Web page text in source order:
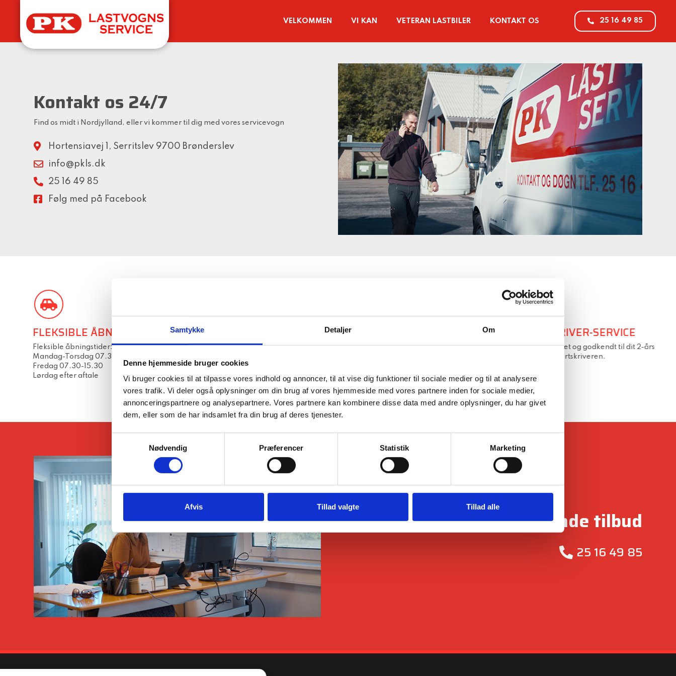
Samtykke Detaljer Om
Denne hjemmeside bruger cookies
Vi bruger cookies til at tilpasse vores indhold og annoncer, til at vise dig funktioner til sociale medier og til at analysere
vores trafik. Vi deler også oplysninger om din brug af vores hjemmeside med vores partnere inden for sociale medier,
annonceringspartnere og analysepartnere. Vores partnere kan kombinere disse data med andre oplysninger, du har givet
dem, eller som de har indsamlet fra din brug af deres tjenester.
Nødvendig
Præferencer Statistik Marketing
Afvis Tillad valgte Tillad alle
VELKOMMEN VI KAN VETERAN LASTBILER KONTAKT OS 25 16 49 85
Kontakt os 24/7
Find os midt i Nordjylland, eller vi kommer til dig med vores servicevogn
Hortensiavej 1, Serritslev 9700 Brønderslev
info@pkls.dk
25 16 49 85
Følg med på Facebook
FLEKSIBLE ÅBNINGSTIDER!
​Fleksible åbningstider:
Mandag-Torsdag 07.30-16.00
Fredag 07.30-15.30
Lørdag efter aftale
FORNUFTIGE PRISER!
En timepris på kun 565 kr. (priser er ex
åbningstid 255 kr.
HURTIG PÅ VEJEN IGEN!
Kontakt os nu på tlf.: +45 2516 4985 – så
FARTSKRIVER-SERVICE
Vi er uddannet og godkendt til dit 2-års
eftersyn af fartskriveren.
Få et uforpligtende tilbud
25 16 49 85